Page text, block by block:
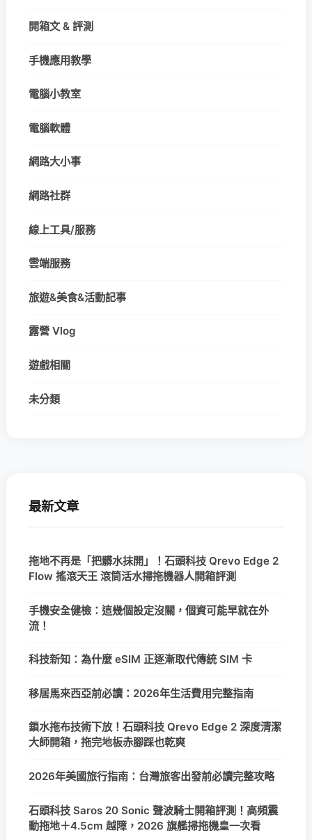
開箱文 & 評測
手機應用教學
電腦小教室
電腦軟體
網路大小事
網路社群
線上工具/服務
雲端服務
旅遊&美食&活動記事
露營 Vlog
遊戲相關
未分類
最新文章
拖地不再是「把髒水抹開」！石頭科技 Qrevo Edge 2
Flow 搖滾天王 滾筒活水掃拖機器人開箱評測
手機安全健檢：這幾個設定沒關，個資可能早就在外
流！
科技新知：為什麼 eSIM 正逐漸取代傳統 SIM 卡
移居馬來西亞前必讀：2026年生活費用完整指南
鎖水拖布技術下放！石頭科技 Qrevo Edge 2 深度清潔
大師開箱，拖完地板赤腳踩也乾爽
2026年美國旅行指南：台灣旅客出發前必讀完整攻略
石頭科技 Saros 20 Sonic 聲波騎士開箱評測！高頻震
動拖地＋4.5cm 越障，2026 旗艦掃拖機皇一次看